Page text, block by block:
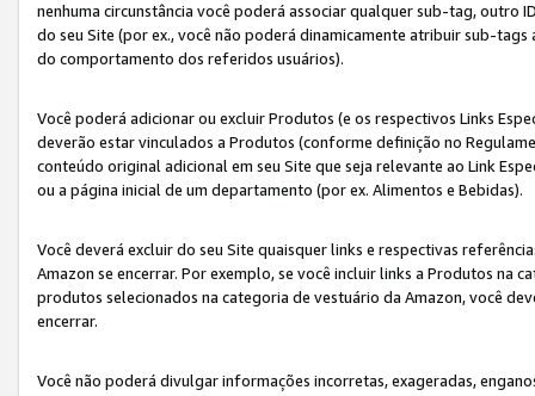
nenhuma circunstância você poderá associar qualquer sub-tag,
do seu Site (por ex., você não poderá dinamicamente atribuir sub-
do comportamento dos referidos usuários).
Você poderá adicionar ou excluir Produtos (e os respectivos Links
deverão estar vinculados a Produtos (conforme definição no
conteúdo original adicional em seu Site que seja relevante ao Link
ou a página inicial de um departamento (por ex. Alimentos e Bebidas).
Você deverá excluir do seu Site quaisquer links e respectivas
Amazon se encerrar. Por exemplo, se você incluir links a Produtos na
produtos selecionados na categoria de vestuário da Amazon, você
encerrar.
Você não poderá divulgar informações incorretas, exageradas,